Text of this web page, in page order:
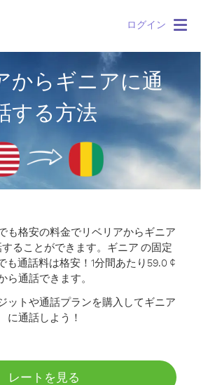
ログイン
からギニアに通
する方法
も格安の料金でリベリアからギニア
ることができます。 ギニア の固定
も通話料は格安！1分間あたり59.0 ¢
ら通話できます。
ットや通話プランを購入してギニア
に通話しよう！
レートを見る